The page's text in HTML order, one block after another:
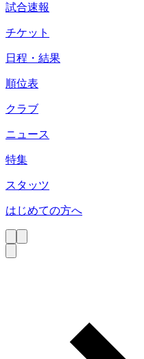
試合速報
チケット
日程・結果
順位表
クラブ
ニュース
特集
スタッツ
はじめての方へ